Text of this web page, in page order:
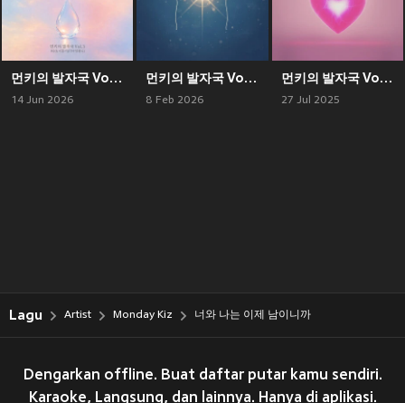
먼키의 발자국 Vol.3 With 이홍기 (FT아일랜드)
14 Jun 2026
먼키의 발자국 Vol.2
8 Feb 2026
먼키의 발자국 Vol.1 With 이이경
27 Jul 2025
Lagu Artist Monday Kiz 너와 나는 이제 남이니까
Dengarkan offline. Buat daftar putar kamu sendiri.
Karaoke, Langsung, dan lainnya. Hanya di aplikasi.